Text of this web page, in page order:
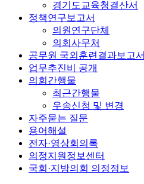
경기도교육청결산서
정책연구보고서
의원연구단체
의회사무처
공무원 국외훈련결과보고서
업무추진비 공개
의회간행물
최근간행물
우송신청 및 변경
자주묻는 질문
용어해설
전자·영상회의록
의정지원정보센터
국회·지방의회 의정정보